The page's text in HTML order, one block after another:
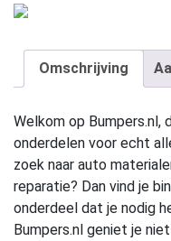
Omschrijving
Welkom op Bumpers.nl,
onderdelen voor echt
zoek naar auto
reparatie? Dan vind je
onderdeel dat je nodig
Bumpers.nl geniet je